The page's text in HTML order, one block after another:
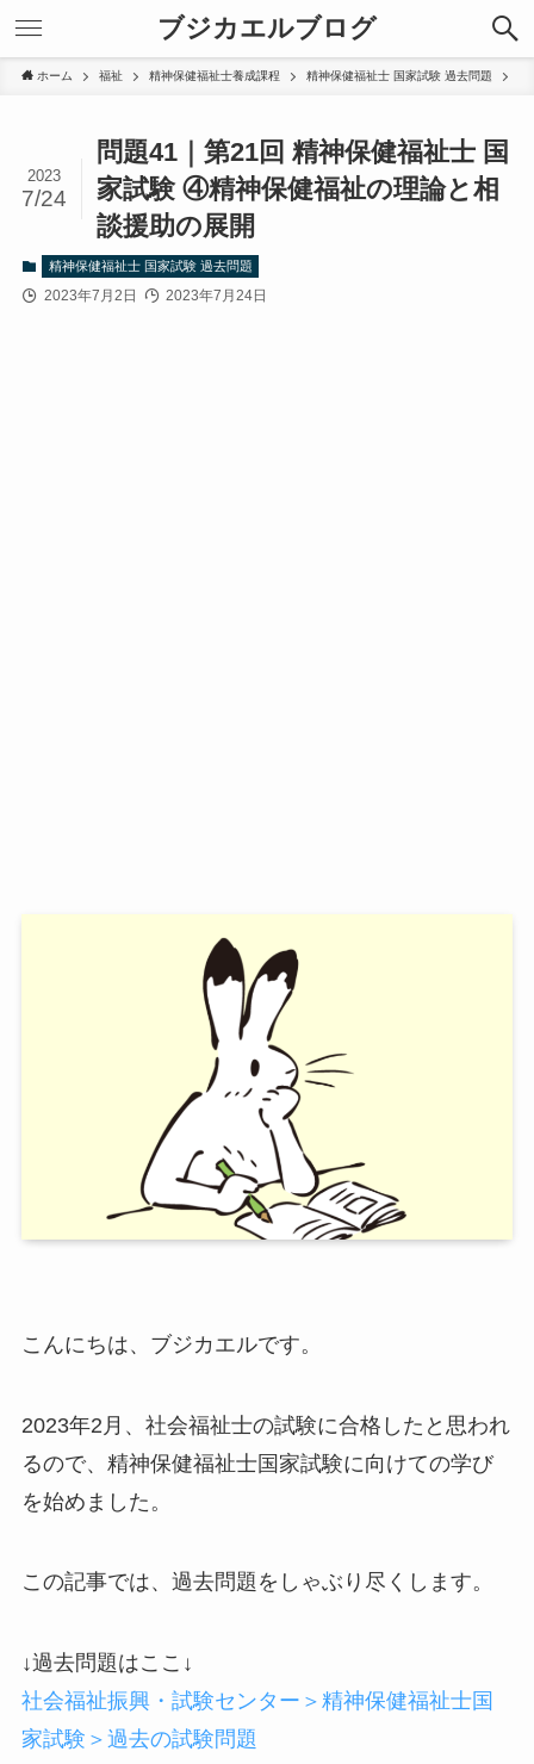
ブジカエルブログ
ホーム 福祉 精神保健福祉士養成課程 精神保健福祉士 国家試験 過去問題
問題41｜第21回 精神保健福祉士 国
家試験 ④精神保健福祉の理論と相
談援助の展開
2023
7/24
精神保健福祉士 国家試験 過去問題
2023年7月2日 2023年7月24日
こんにちは、ブジカエルです。
2023年2月、社会福祉士の試験に合格したと思われ
るので、精神保健福祉士国家試験に向けての学び
を始めました。
この記事では、過去問題をしゃぶり尽くします。
↓過去問題はここ↓
社会福祉振興・試験センター＞精神保健福祉士国
家試験＞過去の試験問題